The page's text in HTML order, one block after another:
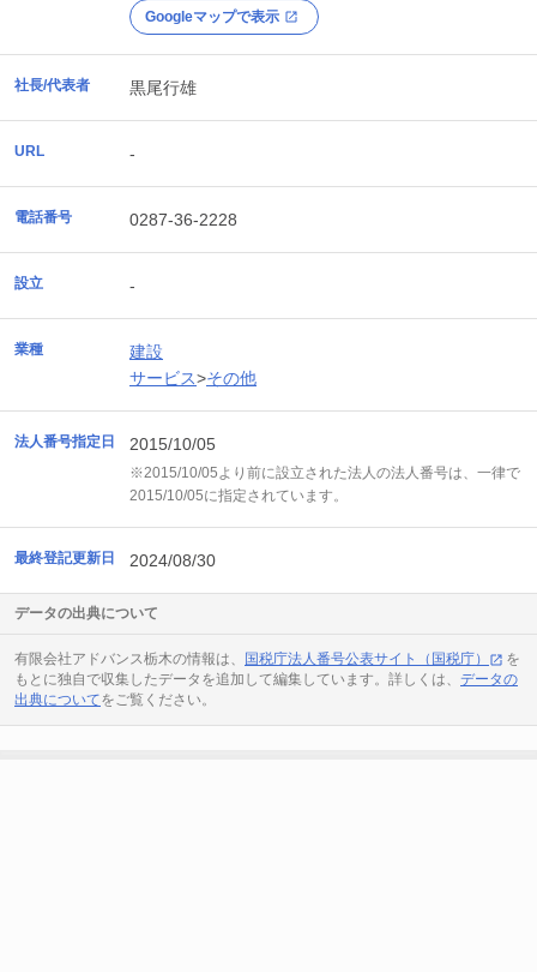
Googleマップで表示
社長/代表者 黒尾行雄
URL -
電話番号 0287-36-2228
設立 -
業種
建設
サービス>その他
法人番号指定日 2015/10/05
※2015/10/05より前に設立された法人の法人番号は、一律で
2015/10/05に指定されています。
最終登記更新日 2024/08/30
データの出典について
有限会社アドバンス栃木の情報は、 国税庁法人番号公表サイト（国税庁）
を
もとに独自で収集したデータを追加して編集しています。詳しくは、 データの
出典についてをご覧ください。